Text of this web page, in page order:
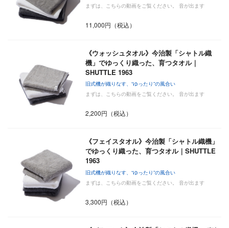
まずは、こちらの動画をご覧ください。 音が出ます
11,000円（税込）
《ウォッシュタオル》今治製「シャトル織
機」でゆっくり織った、育つタオル｜
SHUTTLE 1963
旧式機が織りなす、“ゆったり”の風合い
まずは、こちらの動画をご覧ください。 音が出ます
2,200円（税込）
《フェイスタオル》今治製「シャトル織機」
でゆっくり織った、育つタオル｜SHUTTLE
1963
旧式機が織りなす、“ゆったり”の風合い
まずは、こちらの動画をご覧ください。 音が出ます
3,300円（税込）